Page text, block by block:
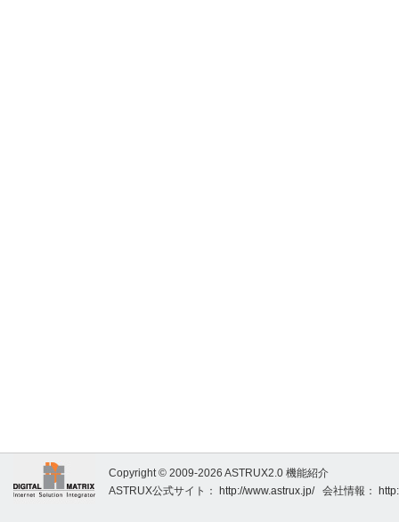
Copyright © 2009-2026 ASTRUX2.0 機能紹介
ASTRUX公式サイト：
http://www.astrux.jp/会社情報：